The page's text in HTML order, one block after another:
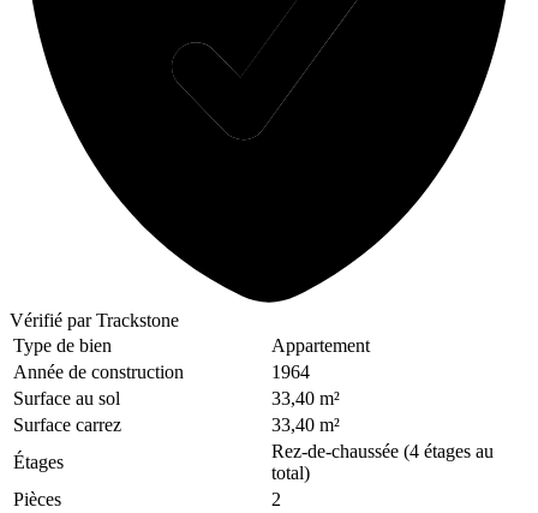
Vérifié par Trackstone
Type de bien
Appartement
Année de construction
1964
Surface au sol
33,40 m²
Surface carrez
33,40 m²
Étages
Rez-de-chaussée (4 étages au
total)
Pièces
2